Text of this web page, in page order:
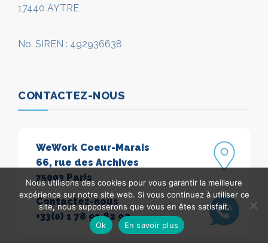
17440 AYTRE
No. SIREN : 492936638
CONTACTEZ-NOUS
WeWork Coeur-Marais
66, rue des Archives
75003 Paris
Contactez-nous
+33(0) 1 78 91 82 92
Nous utilisons des cookies pour vous garantir la meilleure
expérience sur notre site web. Si vous continuez à utiliser ce
site, nous supposerons que vous en êtes satisfait.
Ok
En savoir plus